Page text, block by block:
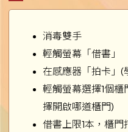
消毒雙手
輕觸螢幕「借書」
在感應器「拍卡」(
輕觸螢幕選擇1個
擇開啟哪道櫃門)
借書上限1本，櫃